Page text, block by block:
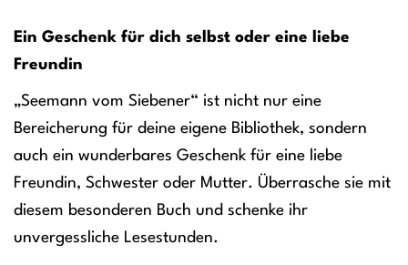
Ein Geschenk für dich selbst oder eine liebe
Freundin
„Seemann vom Siebener“ ist nicht nur eine
Bereicherung für deine eigene Bibliothek, sondern
auch ein wunderbares Geschenk für eine liebe
Freundin, Schwester oder Mutter. Überrasche sie mit
diesem besonderen Buch und schenke ihr
unvergessliche Lesestunden.